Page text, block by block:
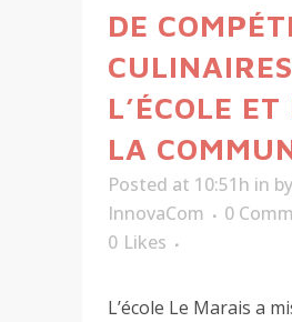
DE
L’ÉCOLE
LA
Posted at 10:51h in by
InnovaCom
0
0 Likes
L’école Le Marais a